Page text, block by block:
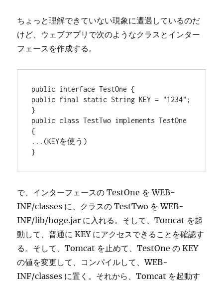
ちょっと理解できていない現象に遭遇しているのだ
けど、ウェブアプリで次のようなクラスとインター
フェースを作成する。
public interface TestOne {
public final static String KEY = "1234";
}
public class TestTwo implements TestOne
{
...(KEYを使う)
で、インターフェースの TestOne を WEB-
INF/classes に、クラスの TestTwo を WEB-
INF/lib/hoge.jar に入れる。そして、Tomcat を起
動して、普通に KEY にアクセスできることを確認す
る。そして、Tomcat を止めて、TestOne の KEY
の値を変更して、コンパイルして、WEB-
INF/classes に置く。それから、Tomcat を起動す